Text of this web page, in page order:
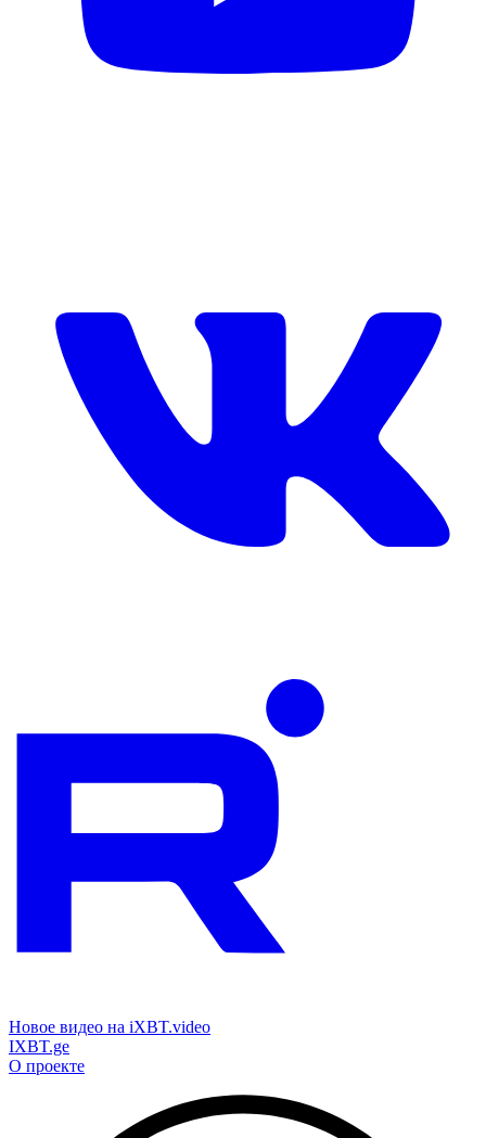
Новое видео на iXBT.video
IXBT.ge
О проекте